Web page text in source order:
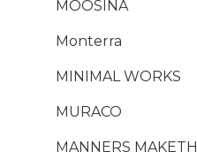
MOOSINA
Monterra
MINIMAL WORKS
MURACO
MANNERS MAKETH